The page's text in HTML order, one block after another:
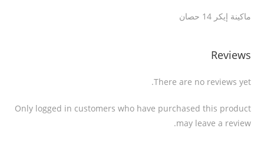
ماكينة إيكر 14 حصان
Reviews
There are no reviews yet.
Only logged in customers who have purchased this product
may leave a review.